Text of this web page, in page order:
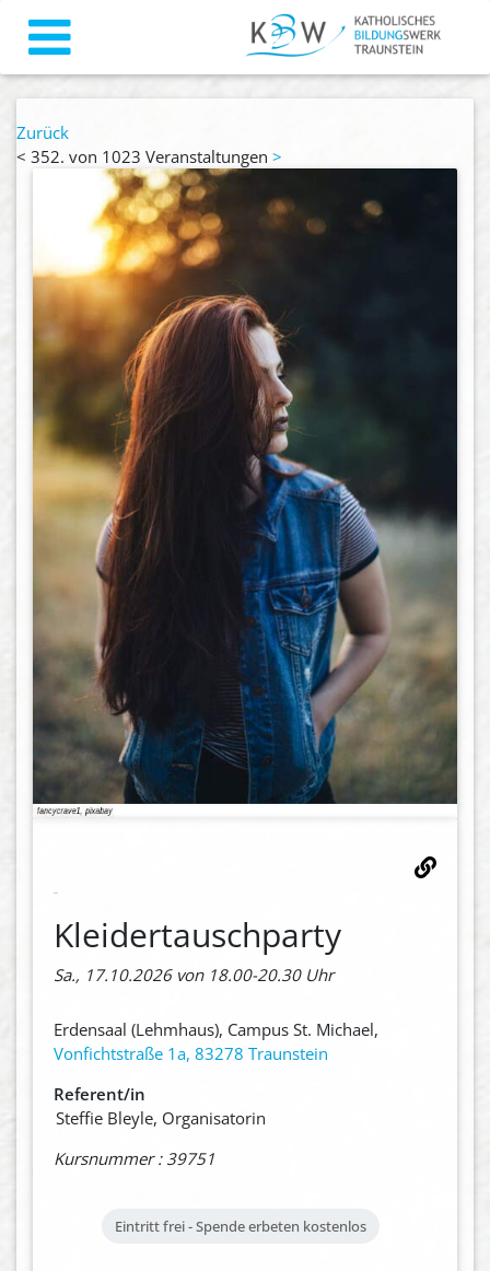
Zurück
< 352. von 1023 Veranstaltungen >
Kleidertauschparty
Sa., 17.10.2026 von 18.00-20.30 Uhr
Erdensaal (Lehmhaus), Campus St. Michael,
Vonfichtstraße 1a, 83278 Traunstein
Referent/in
Steffie Bleyle, Organisatorin
Kursnummer : 39751
Eintritt frei - Spende erbeten kostenlos